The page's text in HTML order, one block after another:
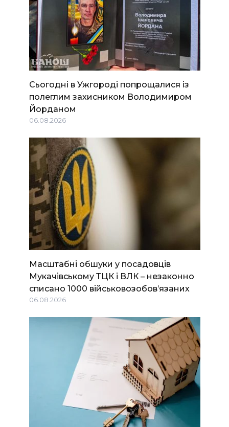
Сьогодні в Ужгороді попрощалися із
полеглим захисником Володимиром
Йорданом
06.08.2026
Масштабні обшуки у посадовців
Мукачівському ТЦК і ВЛК – незаконно
списано 1000 військовозобов’язаних
06.08.2026